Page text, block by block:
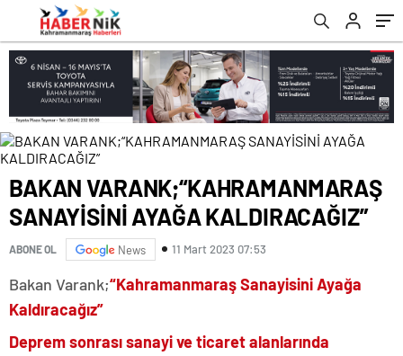
romabet
romabet
romabet
deneme
bonusu
veren
siteler
BAKAN VARANK;“KAHRAMANMARAŞ
SANAYİSİNİ AYAĞA KALDIRACAĞIZ”
ABONE OL News 11 Mart 2023 07:53
Bakan Varank;“Kahramanmaraş Sanayisini Ayağa
Kaldıracağız”
Deprem sonrası sanayi ve ticaret alanlarında